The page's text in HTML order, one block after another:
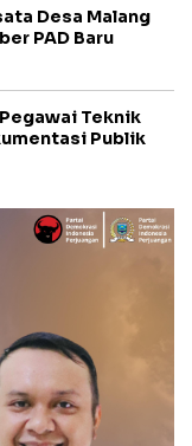
Desa Malang
PAD Baru
Teknik
Publik